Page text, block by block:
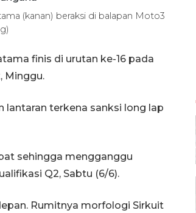
(kanan) beraksi di balapan Moto3
finis di urutan ke-16 pada
Minggu.
lantaran terkena sanksi long lap
sehingga mengganggu
Q2, Sabtu (6/6).
Rumitnya morfologi Sirkuit